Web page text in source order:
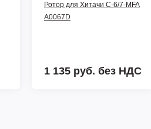
Ротор для Хитачи C-6/7-MFA
A0067D
1 135 руб. без НДС